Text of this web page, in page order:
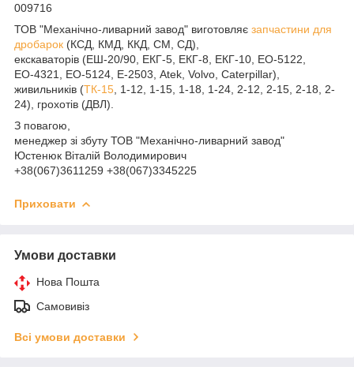
009716
ТОВ "Механічно-ливарний завод" виготовляє запчастини для
дробарок (КСД, КМД, ККД, СМ, СД),
екскаваторів (ЕШ-20/90, ЕКГ-5, ЕКГ-8, ЕКГ-10, ЕО-5122,
ЕО-4321, ЕО-5124, Е-2503, Atek, Volvo, Caterpillar),
живильників (ТК-15 , 1-12, 1-15, 1-18, 1-24, 2-12, 2-15, 2-18, 2-
24), грохотів (ДВЛ).
З повагою,
менеджер зі збуту ТОВ "Механічно-ливарний завод"
Юстенюк Віталій Володимирович
+38(067)3611259 +38(067)3345225
Приховати
Умови доставки
Нова Пошта
Самовивіз
Всі умови доставки